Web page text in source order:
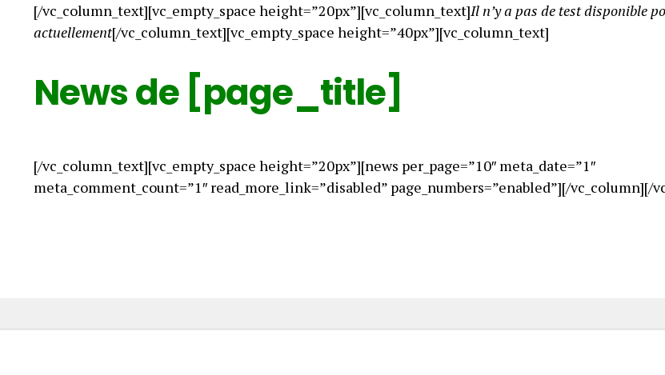
[/vc_column_text][vc_empty_space height=”20px”][vc_column_text]Il n’y a pas de test disponible
actuellement[/vc_column_text][vc_empty_space height=”40px”][vc_column_text]
News de [page_title]
[/vc_column_text][vc_empty_space height=”20px”][news per_page=”10″ meta_date=”1″
meta_comment_count=”1″ read_more_link=”disabled” page_numbers=”enabled”][/vc_column][/